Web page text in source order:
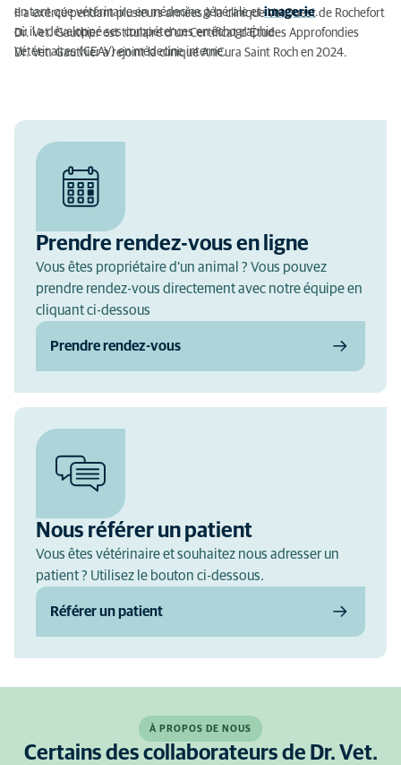
en tant que vétérinaire en médecine générale et imagerie.
Il a exercé pendant plusieurs années à la clinique VetOuest de Rochefort
où il a développé ses compétences en échographie.
Dr. Vet. Gauthier est titulaire d'un Certificat d'Études Approfondies
Vétérinaires (CEAV) en médecine interne.
Dr. Vet. Gauthier a rejoint la clinique AniCura Saint Roch en 2024.
Prendre rendez-vous en ligne
Vous êtes propriétaire d'un animal ? Vous pouvez
prendre rendez-vous directement avec notre équipe en
cliquant ci-dessous
Prendre rendez-vous
Nous référer un patient
Vous êtes vétérinaire et souhaitez nous adresser un
patient ? Utilisez le bouton ci-dessous.
Référer un patient
À PROPOS DE NOUS
Certains des collaborateurs de Dr. Vet.